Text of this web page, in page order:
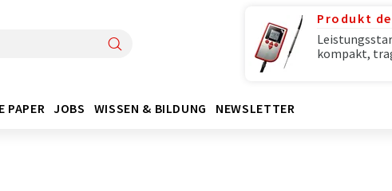
Produkt
kompakt,
PAPER JOBS WISSEN & BILDUNG NEWSLETTER